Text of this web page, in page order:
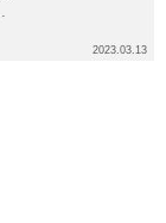
2023.03.13